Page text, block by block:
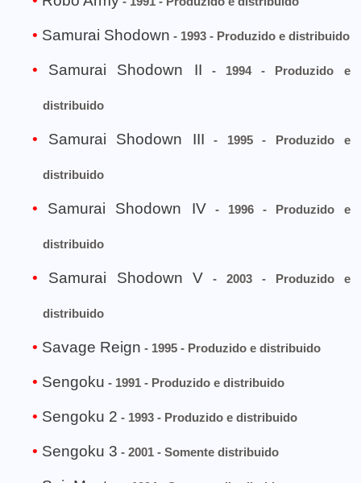
Samurai Shodown - 1993 - Produzido e distribuido
Samurai Shodown II - 1994 - Produzido e
distribuido
Samurai Shodown III - 1995 - Produzido e
distribuido
Samurai Shodown IV - 1996 - Produzido e
distribuido
Samurai Shodown V - 2003 - Produzido e
distribuido
Savage Reign - 1995 - Produzido e distribuido
Sengoku - 1991 - Produzido e distribuido
Sengoku 2 - 1993 - Produzido e distribuido
Sengoku 3 - 2001 - Somente distribuido